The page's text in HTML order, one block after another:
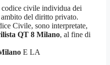
civile individua dei
del diritto privato.
Civile, sono interpretate,
QT 8 Milano, al fine di
E LA